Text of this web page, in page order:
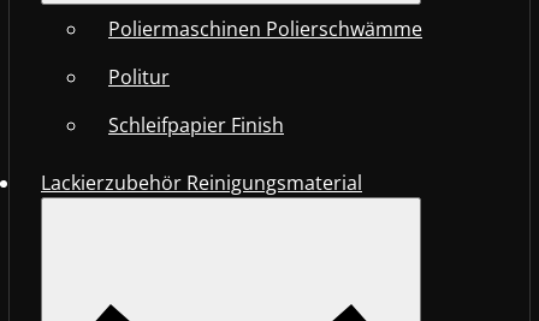
Poliermaschinen Polierschwämme
Politur
Schleifpapier Finish
Lackierzubehör Reinigungsmaterial